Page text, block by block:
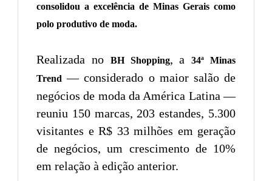
consolidou a excelência de Minas Gerais como
polo produtivo de moda.
Realizada no BH Shopping, a34ª Minas
Trend — considerado o maior salão de
negócios de moda da América Latina —
reuniu 150 marcas, 203 estandes, 5.300
visitantes e R$ 33 milhões em geração
de negócios, um crescimento de 10%
em relação à edição anterior.